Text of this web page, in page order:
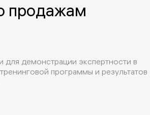
продажам
для демонстрации экспертности в
программы и результатов